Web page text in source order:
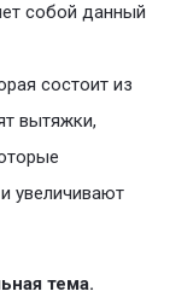
собой данный
состоит из
вытяжки,
увеличивают
тема.